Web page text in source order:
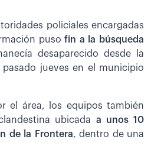
policiales encargadas
puso fin a la búsqueda
desaparecido desde la
jueves en el municipio
el área, los equipos también
ubicada a unos 10
de la Frontera, dentro de una